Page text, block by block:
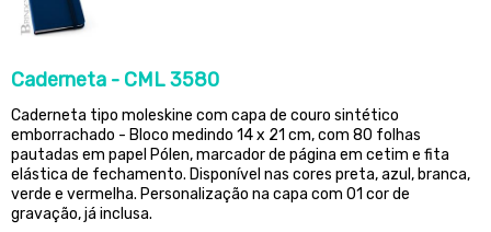
Caderneta - CML 3580
Caderneta tipo moleskine com capa de couro sintético
emborrachado - Bloco medindo 14 x 21 cm, com 80 folhas
pautadas em papel Pólen, marcador de página em cetim e fita
elástica de fechamento. Disponível nas cores preta, azul, branca,
verde e vermelha. Personalização na capa com 01 cor de
gravação, já inclusa.